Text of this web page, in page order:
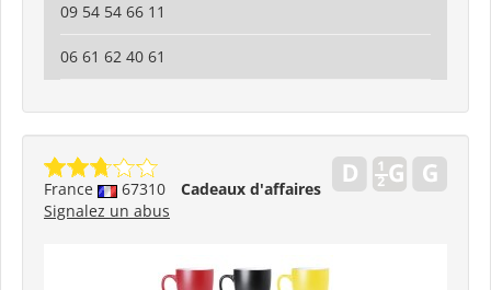
09 54 54 66 11
06 61 62 40 61
France 67310
Cadeaux d'affaires
Signalez un abus